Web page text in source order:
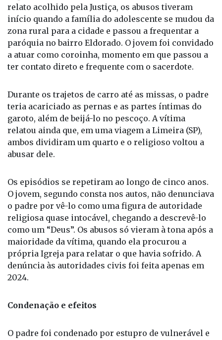
Segundo a denúncia do Ministério Público e o
relato acolhido pela Justiça, os abusos tiveram
início quando a família do adolescente se mudou da
zona rural para a cidade e passou a frequentar a
paróquia no bairro Eldorado. O jovem foi convidado
a atuar como coroinha, momento em que passou a
Durante os trajetos de carro até as missas, o padre
teria acariciado as pernas e as partes íntimas do
garoto, além de beijá-lo no pescoço. A vítima
relatou ainda que, em uma viagem a Limeira (SP),
ambos dividiram um quarto e o religioso voltou a
Os episódios se repetiram ao longo de cinco anos.
O jovem, segundo consta nos autos, não denunciava
o padre por vê-lo como uma figura de autoridade
religiosa quase intocável, chegando a descrevê-lo
como um “Deus”. Os abusos só vieram à tona após a
maioridade da vítima, quando ela procurou a
própria Igreja para relatar o que havia sofrido. A
denúncia às autoridades civis foi feita apenas em